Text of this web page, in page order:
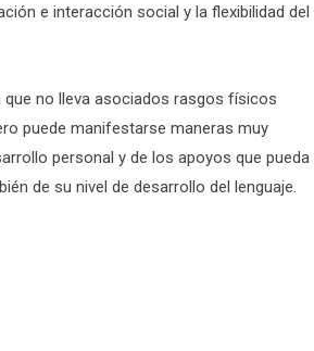
e interacción social y la flexibilidad del
que no lleva asociados rasgos físicos
puede manifestarse maneras muy
personal y de los apoyos que pueda
de su nivel de desarrollo del lenguaje.